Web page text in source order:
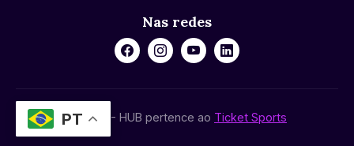
Nas redes
© 2024 - HUB pertence ao Ticket Sports
PT